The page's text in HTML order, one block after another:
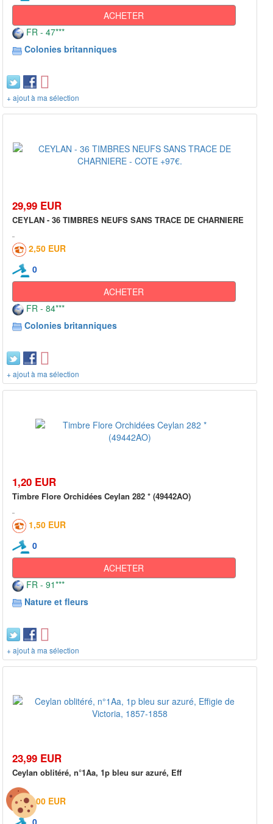
ACHETER
FR - 47***
Colonies britanniques
+ ajout à ma sélection
29,99 EUR
CEYLAN - 36 TIMBRES NEUFS SANS TRACE DE CHARNIERE
2,50 EUR
0
ACHETER
FR - 84***
Colonies britanniques
+ ajout à ma sélection
1,20 EUR
Timbre Flore Orchidées Ceylan 282 * (49442AO)
1,50 EUR
0
ACHETER
FR - 91***
Nature et fleurs
+ ajout à ma sélection
23,99 EUR
Ceylan oblitéré, n°1Aa, 1p bleu sur azuré, Eff
0,00 EUR
0